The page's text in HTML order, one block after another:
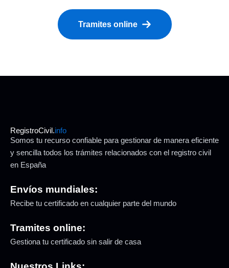
Tramites online
RegistroCivil.info
Somos tu recurso confiable para gestionar de manera eficiente
y sencilla todos los trámites relacionados con el registro civil
en España
Envíos mundiales:
Recibe tu certificado en cualquier parte del mundo
Tramites online:
Gestiona tu certificado sin salir de casa